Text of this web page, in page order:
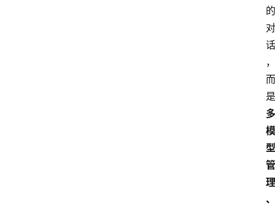
的
对
话
，
而
是
多
模
型
管
理
、